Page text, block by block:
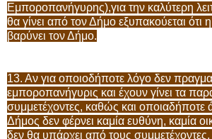
Εμποροπανήγυρης),για την καλύτερη
θα γίνει από τον Δήμο εξυπακούεται ότι
βαρύνει τον Δήμο.
13. Αν για οποιοδήποτε λόγο δεν
εμποροπανήγυρις και έχουν γίνει τα
συμμετέχοντες, καθώς και οποιαδήποτε
Δήμος δεν φέρνει καμία ευθύνη, καμία
δεν θα υπάρχει από τους